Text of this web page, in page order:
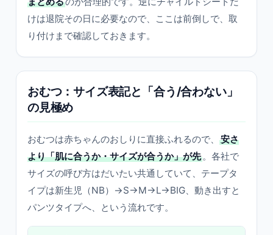
けは退院その日に必要なので、ここは前倒しで、取
り付けまで確認しておきます。
おむつ：サイズ表記と「合う/合わない」
の見極め
おむつは赤ちゃんのおしりに直接ふれるので、
安さ
より「肌に合うか・サイズが合うか」が先。各社で
サイズの呼び方はだいたい共通していて、テープタ
イプは新生児（NB）→S→M→L→BIG、動き出すと
パンツタイプへ、という流れです。